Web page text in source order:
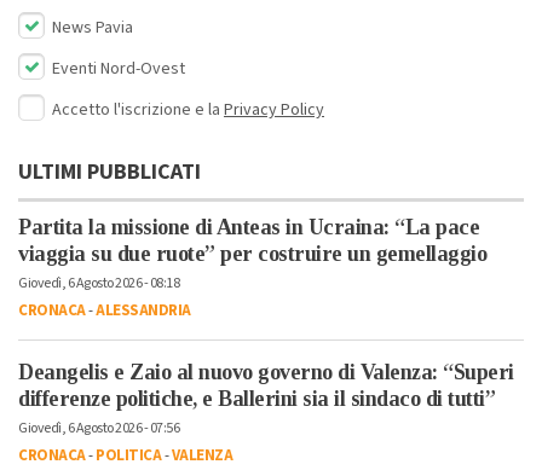
News Pavia
Eventi Nord-Ovest
Accetto l'iscrizione e la Privacy Policy
ULTIMI PUBBLICATI
Partita la missione di Anteas in Ucraina: “La pace
viaggia su due ruote” per costruire un gemellaggio
Giovedì, 6 Agosto 2026 - 08:18
CRONACA-ALESSANDRIA
Deangelis e Zaio al nuovo governo di Valenza: “Superi
differenze politiche, e Ballerini sia il sindaco di tutti”
Giovedì, 6 Agosto 2026 - 07:56
CRONACA-POLITICA-VALENZA